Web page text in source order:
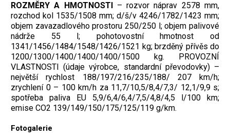
ROZMĚRY A HMOTNOSTI
– rozvor náprav 2578 mm,
rozchod kol 1535/1508 mm; d/š/v 4246/1782/1423 mm;
objem zavazadlového prostoru 250/250 l; objem palivové
nádrže 55 l; pohotovostní hmotnost od
1341/1456/1484/1548/1426/1521 kg; brzděný přívěs do
1200/1300/1400/1400/1400/1500 kg. PROVOZNÍ
VLASTNOSTI (údaje výrobce, standardní převodovky) –
největší rychlost 188/197/216/235/188/ 207 km/h;
zrychlení 0 – 100 km/h za 11,7/10,5/8,4/7,3/ 12,1/9,9 s;
spotřeba paliva EU 5,9/6,4/6,4/7,5/4,8/4,5 l/100 km;
emise CO2 139/149/150/175/125/119 g/km.
Fotogalerie